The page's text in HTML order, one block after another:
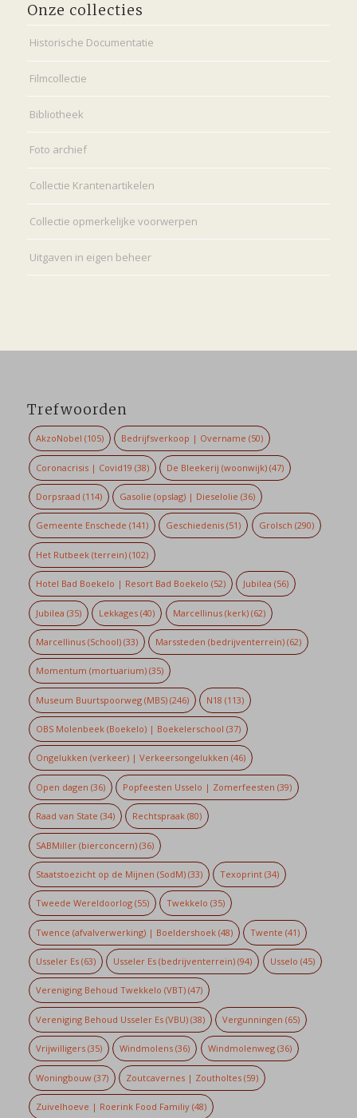
Onze collecties
Historische Documentatie
Filmcollectie
Bibliotheek
Foto archief
Collectie Krantenartikelen
Collectie opmerkelijke voorwerpen
Uitgaven in eigen beheer
Trefwoorden
AkzoNobel (105) Bedrijfsverkoop | Overname (50)
Coronacrisis | Covid19 (38) De Bleekerij (woonwijk) (47)
Dorpsraad (114) Gasolie (opslag) | Dieselolie (36)
Gemeente Enschede (141) Geschiedenis (51) Grolsch (290)
Het Rutbeek (terrein)(102)
Hotel Bad Boekelo | Resort Bad Boekelo (52) Jubilea (56)
Jubilea (35) Lekkages (40) Marcellinus (kerk)(62)
Marcellinus (School)(33) Marssteden (bedrijventerrein) (62)
Momentum (mortuarium)(35)
Museum Buurtspoorweg (MBS)(246) N18 (113)
OBS Molenbeek (Boekelo) | Boekelerschool (37)
Ongelukken (verkeer) | Verkeersongelukken (46)
Open dagen (36) Popfeesten Usselo | Zomerfeesten (39)
Raad van State (34) Rechtspraak (80)
SABMiller (bierconcern)(36)
Staatstoezicht op de Mijnen (SodM)(33) Texoprint (34)
Tweede Wereldoorlog(55) Twekkelo (35)
Twence (afvalverwerking) | Boeldershoek(48) Twente (41)
Usseler Es(63) Usseler Es (bedrijventerrein) (94) Usselo (45)
Vereniging Behoud Twekkelo (VBT)(47)
Vereniging Behoud Usseler Es (VBU)(38) Vergunningen (65)
Vrijwilligers(35) Windmolens (36) Windmolenweg(36)
Woningbouw(37) Zoutcavernes | Zoutholtes (59)
Zuivelhoeve | Roerink Food Familiy(48)